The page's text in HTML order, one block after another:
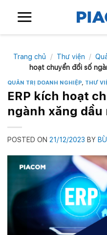
Trang chủ / Thư viện /
hoạt chuyển đổi số
QUẢN TRỊ DOANH NGHIỆP, THƯ
ERP kích hoạt
ngành xăng
POSTED ON 21/12/2023 BY